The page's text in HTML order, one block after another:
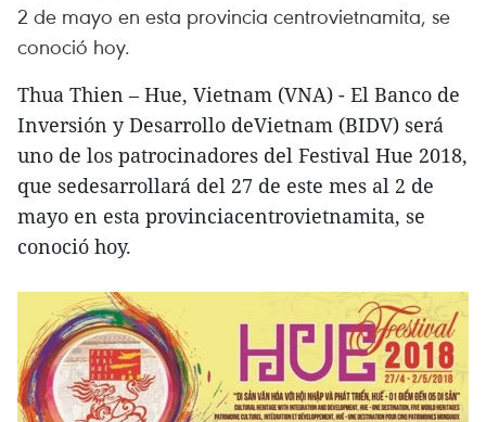
2 de mayo en esta provincia centrovietnamita, se
conoció hoy.
Thua Thien – Hue, Vietnam (VNA) - El Banco de
Inversión y Desarrollo deVietnam (BIDV) será
uno de los patrocinadores del Festival Hue 2018,
que sedesarrollará del 27 de este mes al 2 de
mayo en esta provinciacentrovietnamita, se
conoció hoy.